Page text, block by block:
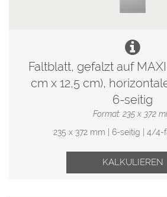
Faltblatt, gefalzt auf
cm x 12,5 cm),
6-seitig
Format: 235 x 372
235 x 372 mm | 6-seitig | 4/4-
KALKULIEREN